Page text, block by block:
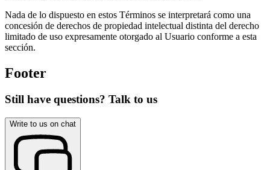
Nada de lo dispuesto en estos Términos se interpretará como una
concesión de derechos de propiedad intelectual distinta del derecho
limitado de uso expresamente otorgado al Usuario conforme a esta
sección.
Footer
Still have questions? Talk to us
Write to us on chat